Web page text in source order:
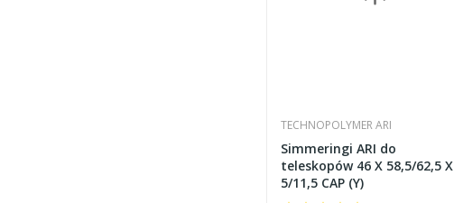
TECHNOPOLYMER ARI
Simmeringi ARI do
teleskopów 46 X 58,5/62,5 X
5/11,5 CAP (Y)